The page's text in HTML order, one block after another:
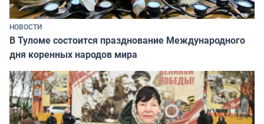
НОВОСТИ
В Туломе состоится празднование Международного
дня коренных народов мира